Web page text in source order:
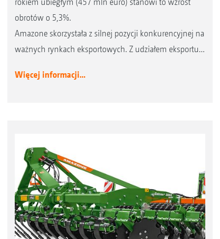
obrotów o 5,3%.
Amazone skorzystała z silnej pozycji konkurencyjnej na
ważnych rynkach eksportowych. Z udziałem eksportu...
Więcej informacji...